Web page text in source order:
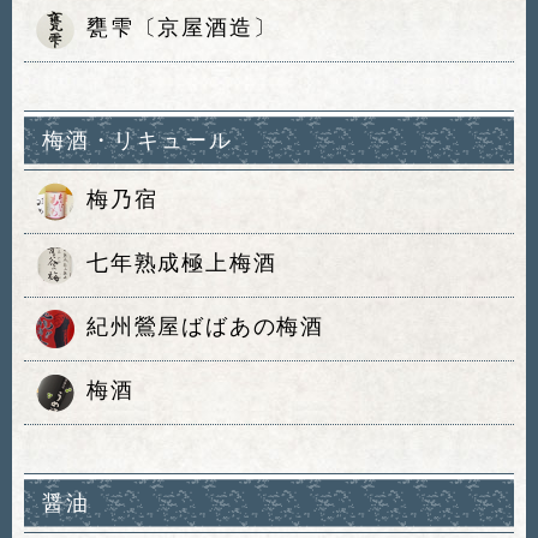
甕雫〔京屋酒造〕
梅酒・リキュール
梅乃宿
七年熟成極上梅酒
紀州鶯屋ばばあの梅酒
梅酒
醤油